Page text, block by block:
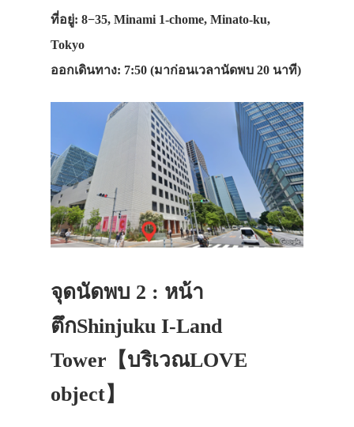
ที่อยู่: 8−35, Minami 1-chome, Minato-ku,
Tokyo
ออกเดินทาง: 7:50 (มาก่อนเวลานัดพบ 20 นาที)
จุดนัดพบ 2 : หน้า
ตึกShinjuku I-Land
Tower【บริเวณLOVE
object】